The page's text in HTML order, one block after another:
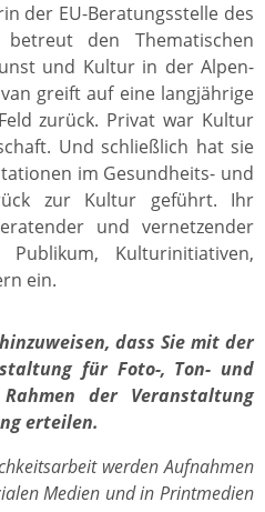
der EU-Beratungsstelle des
den Thematischen
und Kultur in der Alpen-
greift auf eine langjährige
zurück. Privat war Kultur
Und schließlich hat sie
im Gesundheits- und
zur Kultur geführt. Ihr
und vernetzender
Kulturinitiativen,
ein.
dass Sie mit der
für Foto-, Ton- und
der Veranstaltung
erteilen.
werden Aufnahmen
Medien und in Printmedien